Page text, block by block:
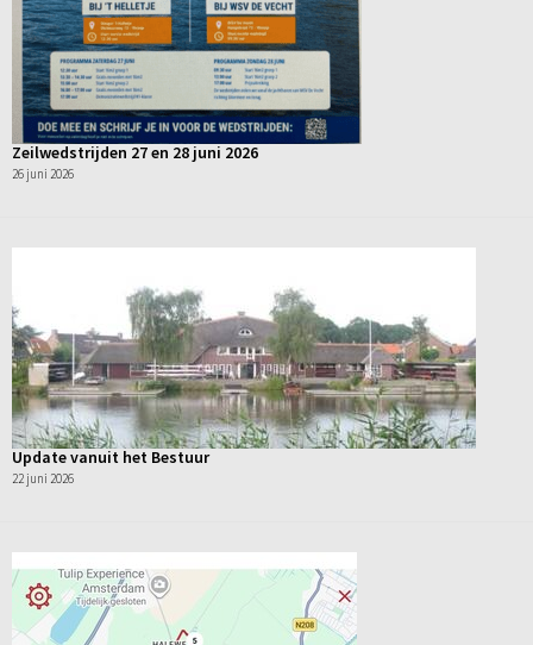
Zeilwedstrijden 27 en 28 juni 2026
26 juni 2026
Update vanuit het Bestuur
22 juni 2026